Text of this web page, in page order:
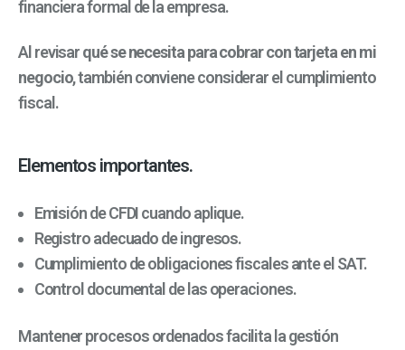
financiera formal de la empresa.
Al revisarqué se necesita para cobrar con tarjeta en mi
negocio, también conviene considerar el cumplimiento
fiscal.
Elementos importantes.
Emisión de CFDI cuando aplique.
Registro adecuado de ingresos.
Cumplimiento de obligaciones fiscales ante el SAT.
Control documental de las operaciones.
Mantener procesos ordenados facilita la gestión